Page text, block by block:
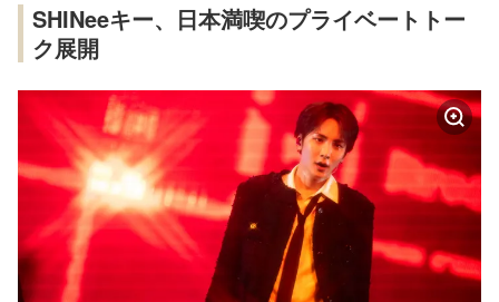
SHINeeキー、日本満喫のプライベートトー
ク展開